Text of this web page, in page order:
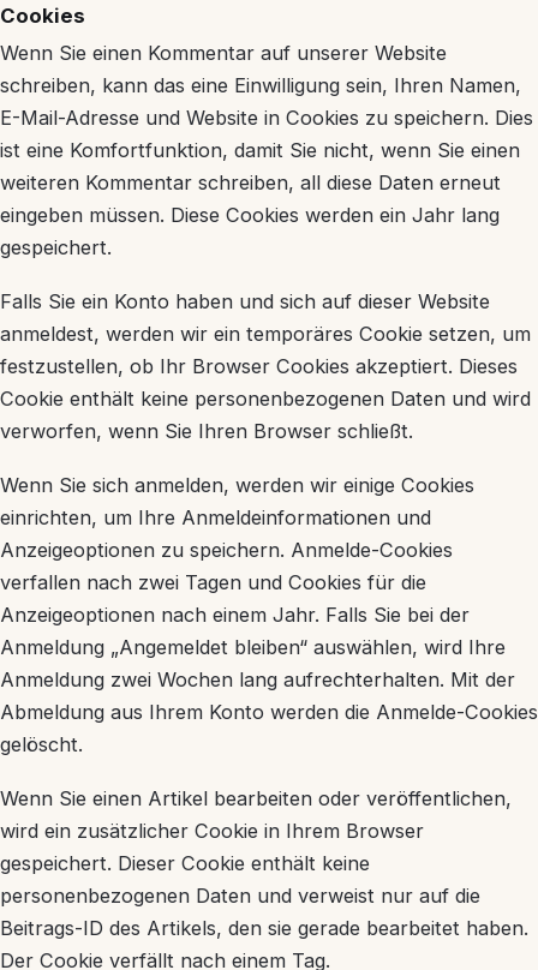
Cookies
Wenn Sie einen Kommentar auf unserer Website
schreiben, kann das eine Einwilligung sein, Ihren Namen,
E-Mail-Adresse und Website in Cookies zu speichern. Dies
ist eine Komfortfunktion, damit Sie nicht, wenn Sie einen
weiteren Kommentar schreiben, all diese Daten erneut
eingeben müssen. Diese Cookies werden ein Jahr lang
gespeichert.
Falls Sie ein Konto haben und sich auf dieser Website
anmeldest, werden wir ein temporäres Cookie setzen, um
festzustellen, ob Ihr Browser Cookies akzeptiert. Dieses
Cookie enthält keine personenbezogenen Daten und wird
verworfen, wenn Sie Ihren Browser schließt.
Wenn Sie sich anmelden, werden wir einige Cookies
einrichten, um Ihre Anmeldeinformationen und
Anzeigeoptionen zu speichern. Anmelde-Cookies
verfallen nach zwei Tagen und Cookies für die
Anzeigeoptionen nach einem Jahr. Falls Sie bei der
Anmeldung „Angemeldet bleiben“ auswählen, wird Ihre
Anmeldung zwei Wochen lang aufrechterhalten. Mit der
Abmeldung aus Ihrem Konto werden die Anmelde-Cookies
gelöscht.
Wenn Sie einen Artikel bearbeiten oder veröffentlichen,
wird ein zusätzlicher Cookie in Ihrem Browser
gespeichert. Dieser Cookie enthält keine
personenbezogenen Daten und verweist nur auf die
Beitrags-ID des Artikels, den sie gerade bearbeitet haben.
Der Cookie verfällt nach einem Tag.